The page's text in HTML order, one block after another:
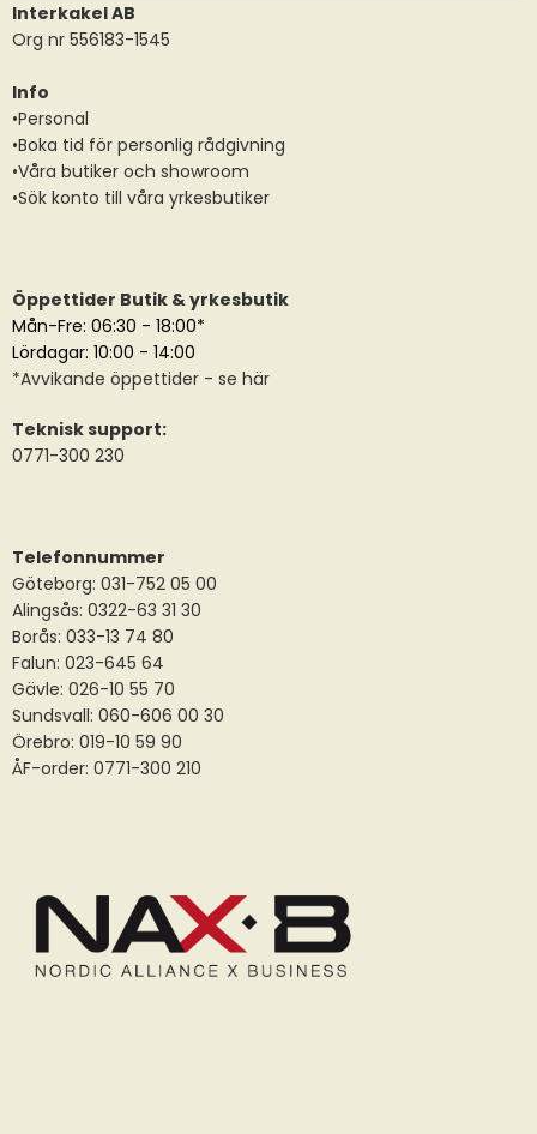
Interkakel AB
Org nr 556183-1545
Info
•Personal
•Boka tid för personlig rådgivning
•Våra butiker och showroom
•Sök konto till våra yrkesbutiker
Öppettider Butik & yrkesbutik
Mån-Fre: 06:30 - 18:00*
Lördagar: 10:00 - 14:00
*Avvikande öppettider - se här
Teknisk support:
0771-300 230
Telefonnummer
Göteborg: 031-752 05 00
Alingsås: 0322-63 31 30
Borås: 033-13 74 80
Falun: 023-645 64
Gävle: 026-10 55 70
Sundsvall: 060-606 00 30
Örebro: 019-10 59 90
ÅF-order: 0771-300 210